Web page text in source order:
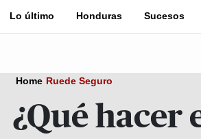
Lo último Honduras Sucesos
Home Ruede Seguro
¿Qué hacer